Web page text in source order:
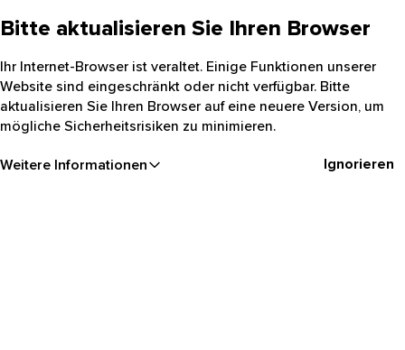
Bitte aktualisieren Sie Ihren Browser
Ihr Internet-Browser ist veraltet. Einige Funktionen unserer
Website sind eingeschränkt oder nicht verfügbar. Bitte
aktualisieren Sie Ihren Browser auf eine neuere Version, um
mögliche Sicherheitsrisiken zu minimieren.
Weitere Informationen Ignorieren